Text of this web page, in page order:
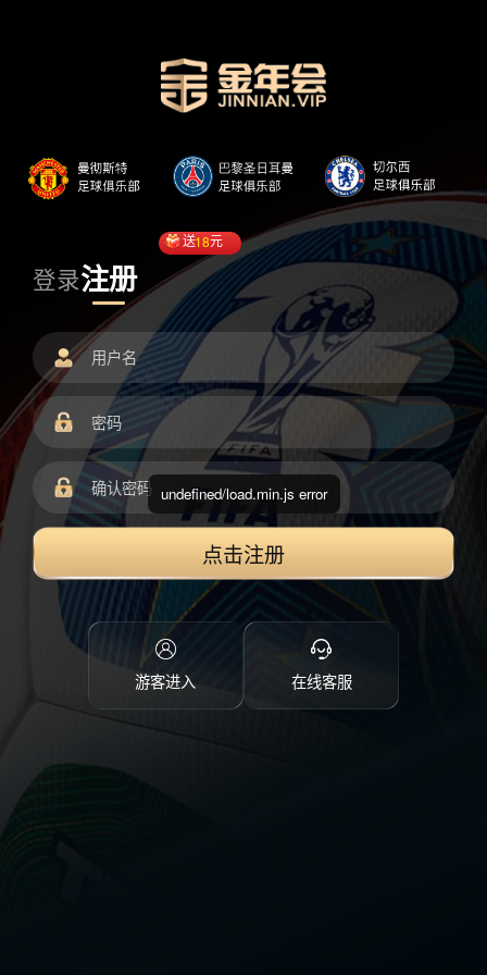
登录注册
送18元
点击注册
游客进入 在线客服
undefined/load.min.js error